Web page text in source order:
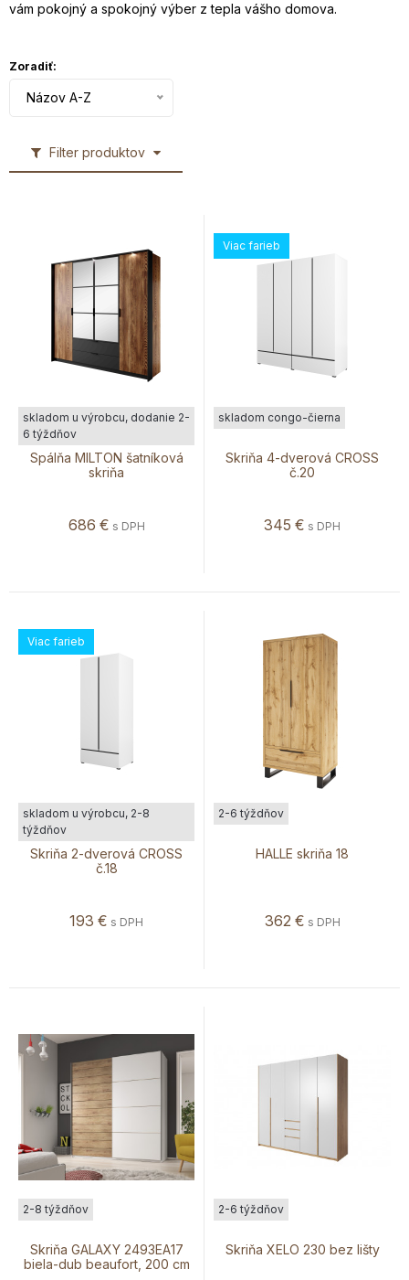
vám pokojný a spokojný výber z tepla vášho domova.
Filter produktov
Zoradiť:
Názov A-Z
Spálňa MILTON šatníková
skriňa
skladom u výrobcu, dodanie 2-
6 týždňov
686 € s DPH
Skriňa 4-dverová CROSS
č.20
Viac farieb
skladom congo-čierna
345 € s DPH
Skriňa 2-dverová CROSS
č.18
Viac farieb
skladom u výrobcu, 2-8
týždňov
193 € s DPH
HALLE skriňa 18
2-6 týždňov
362 € s DPH
Skriňa GALAXY 2493EA17
biela-dub beaufort, 200 cm
2-8 týždňov
Skriňa XELO 230 bez lišty
2-6 týždňov